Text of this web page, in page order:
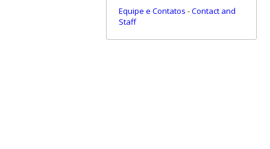
Equipe e Contatos -Contact and
Staff